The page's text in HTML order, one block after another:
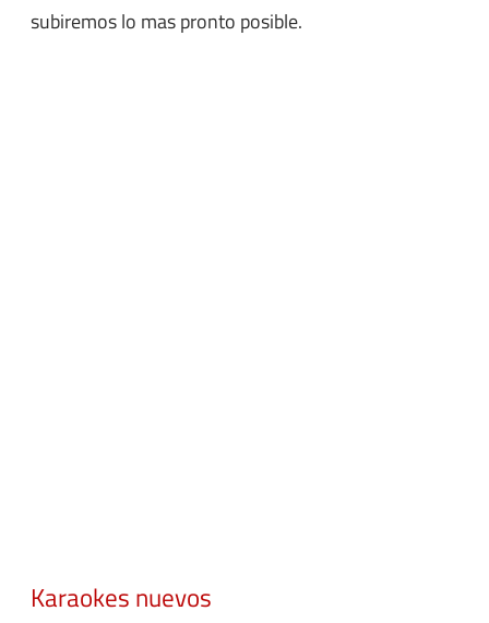
subiremos lo mas pronto posible.
Karaokes nuevos